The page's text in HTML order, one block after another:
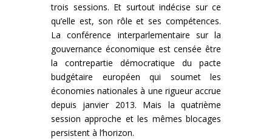
trois sessions. Et surtout indécise sur ce
qu’elle est, son rôle et ses compétences.
La conférence interparlementaire sur la
gouvernance économique est censée être
la contrepartie démocratique du pacte
budgétaire européen qui soumet les
économies nationales à une rigueur accrue
depuis janvier 2013. Mais la quatrième
session approche et les mêmes blocages
persistent à l’horizon.